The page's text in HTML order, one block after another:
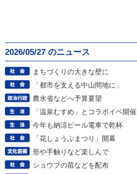
2026/05/27 のニュース
まちづくりの大きな壁に
「都市を支える中山間地に」
農水省などへ予算要望
「温泉むすめ」とコラボイベ開催
今年も納涼ビール電車で乾杯
「花しょうぶまつり」開幕
形や手触りなど楽しんで
ショウブの苗などを配布